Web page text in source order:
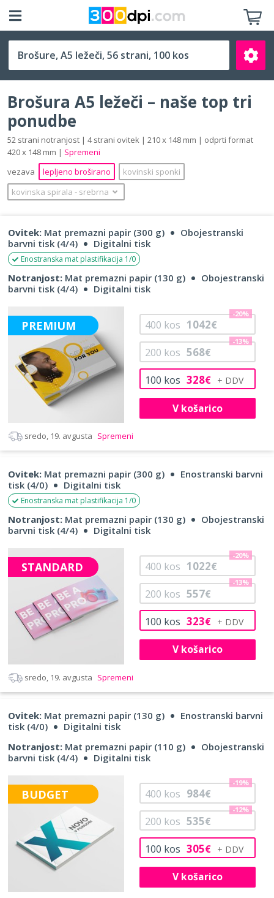
A5 ležeči (210 x 148 mm)
Išči
Brošura A5 ležeči – naše top tri
ponudbe
52 strani notranjost | 4 strani ovitek | 210 x 148 mm | odprti format
420 x 148 mm | Spremeni
vezava
lepljeno broširano
kovinski sponki
kovinska spirala ‐ srebrna
Ovitek: Mat premazni papir (300 g)
Obojestranski
barvni tisk (4/4)
Digitalni tisk
Enostranska mat plastifikacija 1/0
Notranjost: Mat premazni papir (130 g)
Obojestranski
barvni tisk (4/4)
Digitalni tisk
PREMIUM
100 kos 328€
200 kos 568€
-13%
400 kos 1042€
-20%
V košarico
sredo, 19. avgusta Spremeni
Ovitek: Mat premazni papir (300 g)
Enostranski barvni
tisk (4/0)
Digitalni tisk
Enostranska mat plastifikacija 1/0
Notranjost: Mat premazni papir (130 g)
Obojestranski
barvni tisk (4/4)
Digitalni tisk
STANDARD
100 kos 323€
200 kos 557€
-13%
400 kos 1022€
-20%
V košarico
sredo, 19. avgusta Spremeni
Ovitek: Mat premazni papir (130 g)
Enostranski barvni
tisk (4/0)
Digitalni tisk
Notranjost: Mat premazni papir (110 g)
Obojestranski
barvni tisk (4/4)
Digitalni tisk
BUDGET
100 kos 305€
200 kos 535€
-12%
400 kos 984€
-19%
V košarico